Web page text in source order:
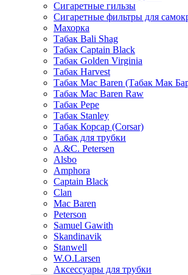
Сигаретные гильзы
Сигаретные фильтры для
Махорка
Табак Bali Shag
Табак Captain Black
Табак Golden Virginia
Табак Harvest
Табак Mac Baren (Табак Мак
Табак Mac Baren Raw
Табак Pepe
Табак Stanley
Табак Корсар (Corsar)
Табак для трубки
A.&C. Petersen
Alsbo
Amphora
Captain Black
Clan
Mac Baren
Peterson
Samuel Gawith
Skandinavik
Stanwell
W.O.Larsen
Аксессуары для трубки